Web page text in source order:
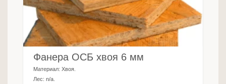
Фанера ОСБ хвоя 6 мм
Материал: Хвоя.
Лес: n/a.